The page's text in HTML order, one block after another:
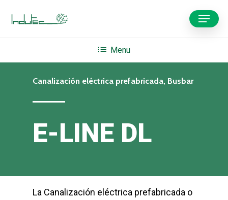
Menu
Menu
Canalización eléctrica prefabricada, Busbar
E-LINE DL
La Canalización eléctrica prefabricada o